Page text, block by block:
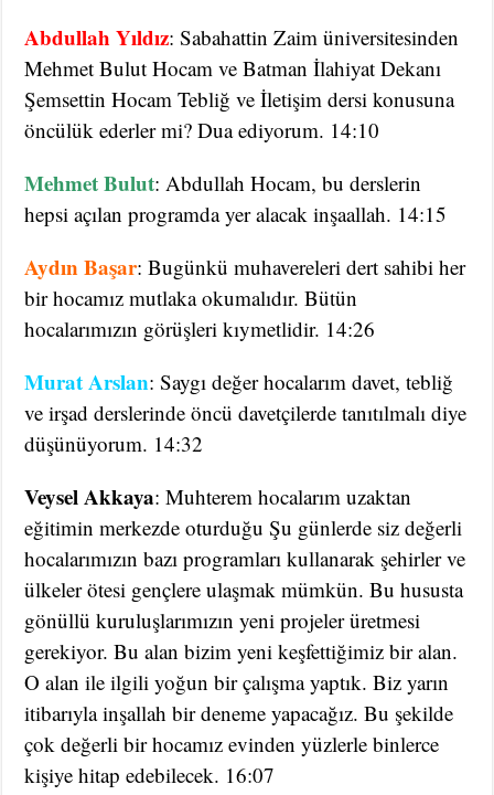
Abdullah Yıldız: Sabahattin Zaim üniversitesinden
Mehmet Bulut Hocam ve Batman İlahiyat Dekanı
Şemsettin Hocam Tebliğ ve İletişim dersi konusuna
öncülük ederler mi? Dua ediyorum. 14:10
Mehmet Bulut: Abdullah Hocam, bu derslerin
hepsi açılan programda yer alacak inşaallah. 14:15
Aydın Başar: Bugünkü muhavereleri dert sahibi her
bir hocamız mutlaka okumalıdır. Bütün
hocalarımızın görüşleri kıymetlidir. 14:26
Murat Arslan: Saygı değer hocalarım davet, tebliğ
ve irşad derslerinde öncü davetçilerde tanıtılmalı diye
düşünüyorum. 14:32
Veysel Akkaya: Muhterem hocalarım uzaktan
eğitimin merkezde oturduğu Şu günlerde siz değerli
hocalarımızın bazı programları kullanarak şehirler ve
ülkeler ötesi gençlere ulaşmak mümkün. Bu hususta
gönüllü kuruluşlarımızın yeni projeler üretmesi
gerekiyor. Bu alan bizim yeni keşfettiğimiz bir alan.
O alan ile ilgili yoğun bir çalışma yaptık. Biz yarın
itibarıyla inşallah bir deneme yapacağız. Bu şekilde
çok değerli bir hocamız evinden yüzlerle binlerce
kişiye hitap edebilecek. 16:07